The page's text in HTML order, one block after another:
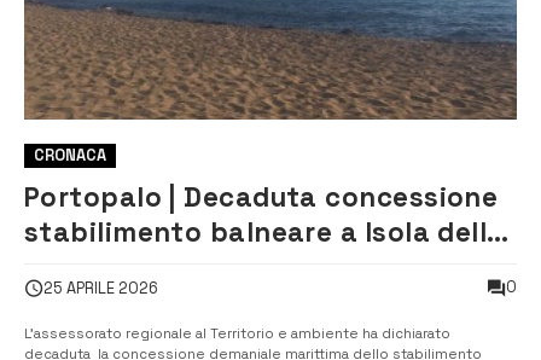
CRONACA
Portopalo | Decaduta concessione
stabilimento balneare a Isola delle
25 APRILE 2026 0
L’assessorato regionale al Territorio e ambiente ha dichiarato
decaduta la concessione demaniale marittima dello stabilimento